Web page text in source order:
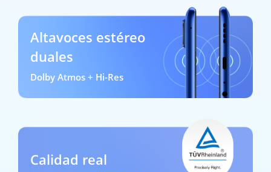
Altavoces estéreo
duales
Dolby Atmos + Hi-Res
Calidad real